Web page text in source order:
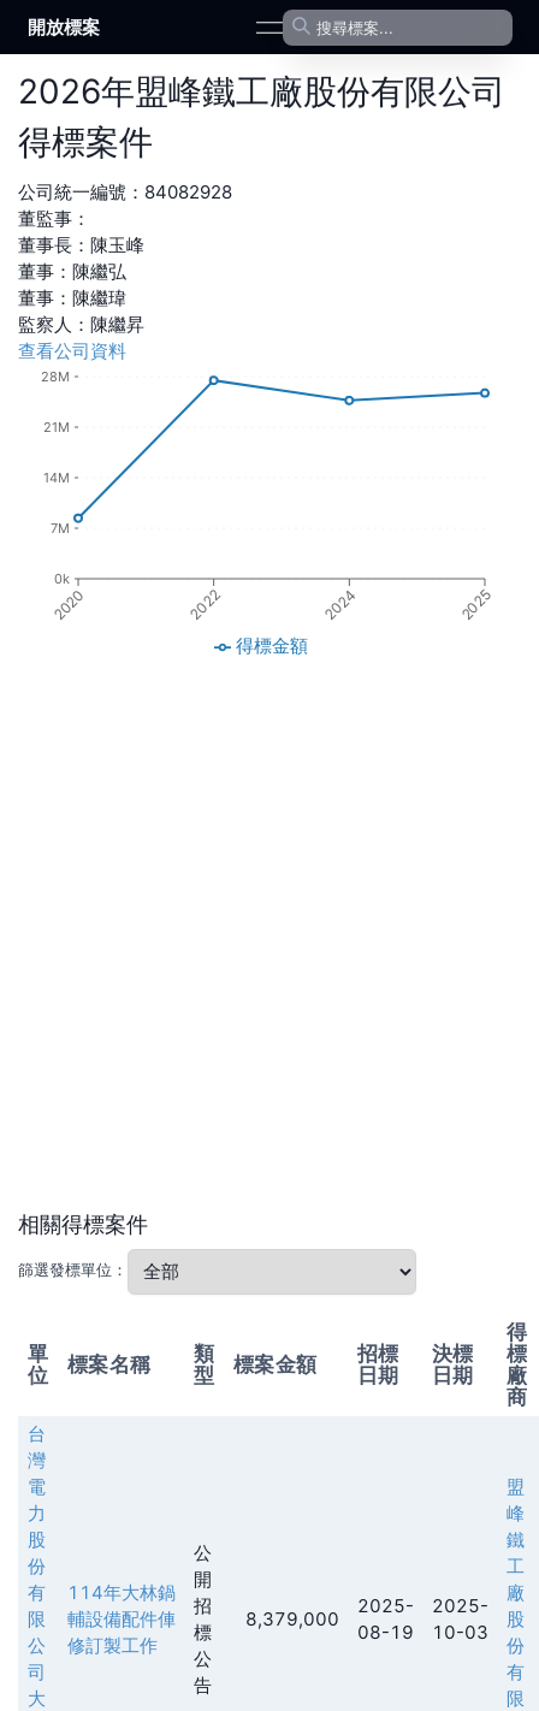
開放標案 open navigation menu
2026年盟峰鐵工廠股份有限公司
得標案件
公司統一編號： 84082928
董監事：
董事長 ： 陳玉峰
董事 ： 陳繼弘
董事 ： 陳繼瑋
監察人 ： 陳繼昇
查看公司資料
2020 2022 2024 2025
0k
7M
14M
21M
28M
得標金額
相關得標案件
篩選發標單位：
單
位
標案名稱
類
型
標案金額
招標
日期
決標
日期
得
標
廠
商
台
灣
電
力
股
份
有
限
公
司
大
114年大林鍋
輔設備配件俥
修訂製工作
公
開
招
標
公
告
8,379,000
2025-
08-19
2025-
10-03
盟
峰
鐵
工
廠
股
份
有
限